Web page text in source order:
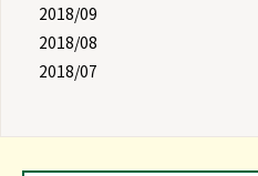
2018/09
2018/08
2018/07